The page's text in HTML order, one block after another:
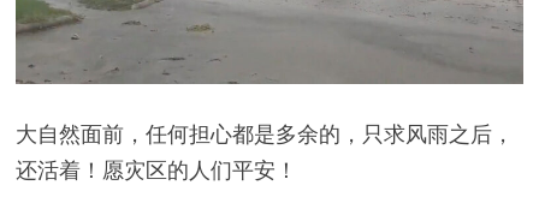
大自然面前，任何担心都是多余的，只求风雨之后，
还活着！愿灾区的人们平安！